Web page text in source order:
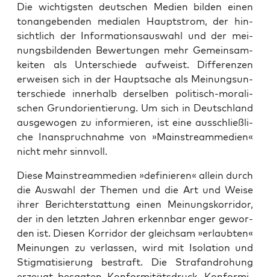
Die wich­tigs­ten deut­schen Medi­en bil­den einen
ton­an­ge­ben­den media­len Haupt­strom, der hin­
sicht­lich der Infor­ma­ti­ons­aus­wahl und der mei­
nungs­bil­den­den Bewer­tun­gen mehr Gemein­sam­
kei­ten als Unter­schie­de auf­weist. Dif­fe­ren­zen
erwei­sen sich in der Haupt­sa­che als Mei­nungs­un­
ter­schie­de inner­halb der­sel­ben poli­tisch-mora­li­
schen Grund­ori­en­tie­rung. Um sich in Deutsch­land
aus­ge­wo­gen zu infor­mie­ren, ist eine aus­schließ­li­
che Inan­spruch­nah­me von »Main­stream­m­e­di­en«
nicht mehr sinnvoll.
Die­se Main­stream­m­e­di­en »defi­nie­ren« allein durch
die Aus­wahl der The­men und die Art und Wei­se
ihrer Bericht­erstat­tung einen Mei­nungs­kor­ri­dor,
der in den letz­ten Jah­ren erkenn­bar enger gewor­
den ist. Die­sen Kor­ri­dor der gleich­sam »erlaub­ten«
Mei­nun­gen zu ver­las­sen, wird mit Iso­la­ti­on und
Stig­ma­ti­sie­rung bestraft. Die Straf­an­dro­hung